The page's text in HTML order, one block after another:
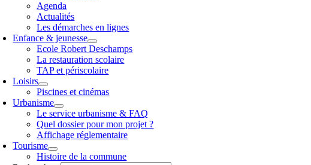
Agenda
Actualités
Les démarches en lignes
Enfance & jeunesse
Ecole Robert Deschamps
La restauration scolaire
TAP et périscolaire
Loisirs
Piscines et cinémas
Urbanisme
Le service urbanisme & FAQ
Quel dossier pour mon projet ?
Affichage réglementaire
Tourisme
Histoire de la commune